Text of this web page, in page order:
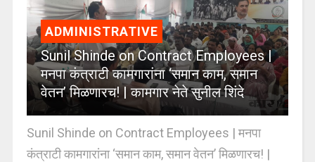
ADMINISTRATIVE
Sunil Shinde on Contract Employees |
मनपा कंत्राटी कामगारांना ‘समान काम, समान
वेतन’ मिळणारच! | कामगार नेते सुनील शिंदे
Sunil Shinde on Contract Employees | मनपा
कंत्राटी कामगारांना ‘समान काम, समान वेतन’ मिळणारच! |